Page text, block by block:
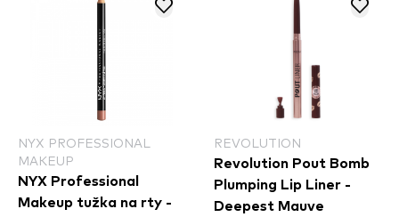
NYX PROFESSIONAL
MAKEUP
NYX Professional
Makeup tužka na rty -
REVOLUTION
Revolution Pout Bomb
Plumping Lip Liner -
Deepest Mauve